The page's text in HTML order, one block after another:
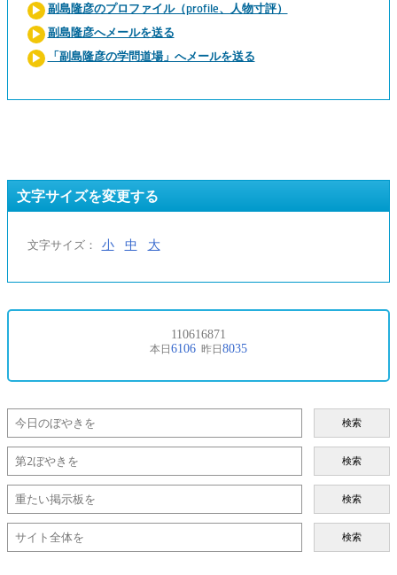
副島隆彦のプロファイル（profile、人物寸評）
副島隆彦へメールを送る
「副島隆彦の学問道場」へメールを送る
文字サイズを変更する
文字サイズ： 小 中 大
検索
検索
検索
検索